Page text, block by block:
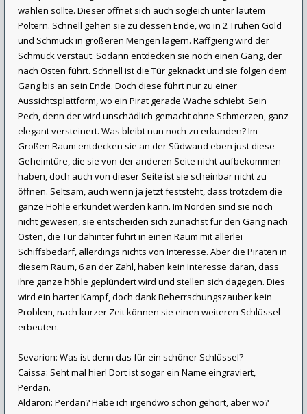
wählen sollte. Dieser öffnet sich auch sogleich unter lautem
Poltern. Schnell gehen sie zu dessen Ende, wo in 2 Truhen Gold
und Schmuck in größeren Mengen lagern. Raffgierig wird der
Schmuck verstaut. Sodann entdecken sie noch einen Gang, der
nach Osten führt. Schnell ist die Tür geknackt und sie folgen dem
Gang bis an sein Ende. Doch diese führt nur zu einer
Aussichtsplattform, wo ein Pirat gerade Wache schiebt. Sein
Pech, denn der wird unschädlich gemacht ohne Schmerzen, ganz
elegant versteinert. Was bleibt nun noch zu erkunden? Im
Großen Raum entdecken sie an der Südwand eben just diese
Geheimtüre, die sie von der anderen Seite nicht aufbekommen
haben, doch auch von dieser Seite ist sie scheinbar nicht zu
öffnen. Seltsam, auch wenn ja jetzt feststeht, dass trotzdem die
ganze Höhle erkundet werden kann. Im Norden sind sie noch
nicht gewesen, sie entscheiden sich zunächst für den Gang nach
Osten, die Tür dahinter führt in einen Raum mit allerlei
Schiffsbedarf, allerdings nichts von Interesse. Aber die Piraten in
diesem Raum, 6 an der Zahl, haben kein Interesse daran, dass
ihre ganze höhle geplündert wird und stellen sich dagegen. Dies
wird ein harter Kampf, doch dank Beherrschungszauber kein
Problem, nach kurzer Zeit können sie einen weiteren Schlüssel
erbeuten.
Sevarion: Was ist denn das für ein schöner Schlüssel?
Caissa: Seht mal hier! Dort ist sogar ein Name eingraviert,
Perdan.
Aldaron: Perdan? Habe ich irgendwo schon gehört, aber wo?